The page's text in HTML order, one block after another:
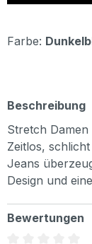
Farbe:
Beschreibung
Stretch
Zeitlos,
Jeans
Design und
Bewertungen